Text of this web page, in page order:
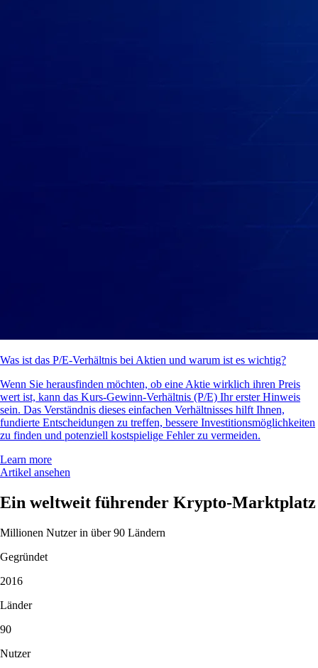
Was ist das P/E-Verhältnis bei Aktien und warum ist es wichtig?
Wenn Sie herausfinden möchten, ob eine Aktie wirklich ihren Preis
wert ist, kann das Kurs-Gewinn-Verhältnis (P/E) Ihr erster Hinweis
sein. Das Verständnis dieses einfachen Verhältnisses hilft Ihnen,
fundierte Entscheidungen zu treffen, bessere Investitionsmöglichkeiten
zu finden und potenziell kostspielige Fehler zu vermeiden.
Learn more
Artikel ansehen
Ein weltweit führender Krypto-Marktplatz
Millionen Nutzer in über 90 Ländern
Gegründet
2016
Länder
90
Nutzer